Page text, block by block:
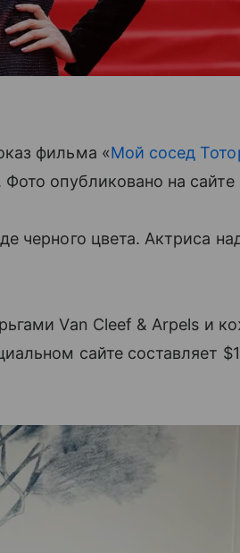
фильма «Мой сосед
опубликовано на сайте
черного цвета. Актриса
Van Cleef & Arpels и
сайте составляет